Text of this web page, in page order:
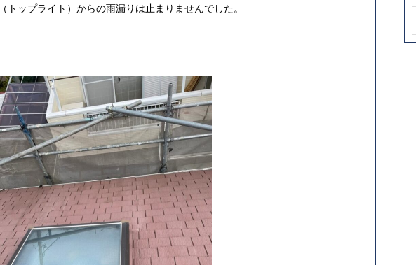
ップライト）からの雨漏りは止まりませんでした。